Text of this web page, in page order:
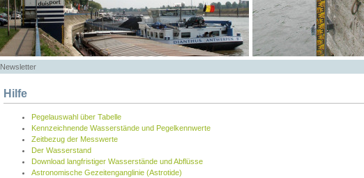
Newsletter
Hilfe
Pegelauswahl über Tabelle
Kennzeichnende Wasserstände und Pegelkennwerte
Zeitbezug der Messwerte
Der Wasserstand
Download langfristiger Wasserstände und Abflüsse
Astronomische Gezeitenganglinie (Astrotide)